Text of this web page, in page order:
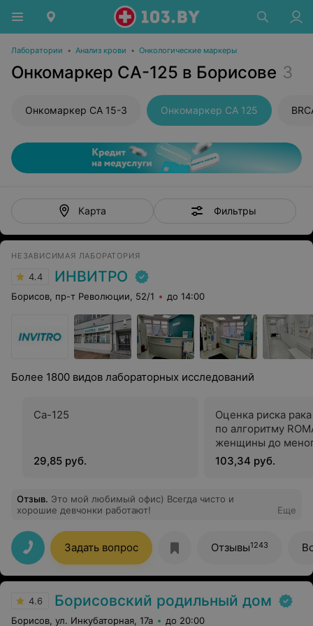
Лаборатории • Анализ крови • Онкологические маркеры
Онкомаркер CA-125 в Борисове 3
Онкомаркер CA 15-3 Онкомаркер CA 125
Карта Фильтры
НЕЗАВИСИМАЯ ЛАБОРАТОРИЯ
4.4 ИНВИТРО
Борисов, пр-т Революции, 52/1 до 14:00
Более 1800 видов лабораторных исследований
Са-125
29,85 руб.
Оценка риска
по алгоритму
женщины до
103,34 руб.
Отзыв. Это мой любимый офис) Всегда чисто и
хорошие девчонки работают!
Еще
Задать вопрос Отзывы1243
4.6 Борисовский родильный дом
Борисов, ул. Инкубаторная, 17а до 20:00